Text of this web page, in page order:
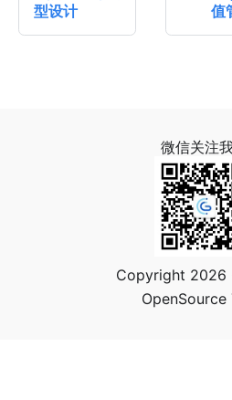
型设计
值
微信关注
Copyright 2026
OpenSource